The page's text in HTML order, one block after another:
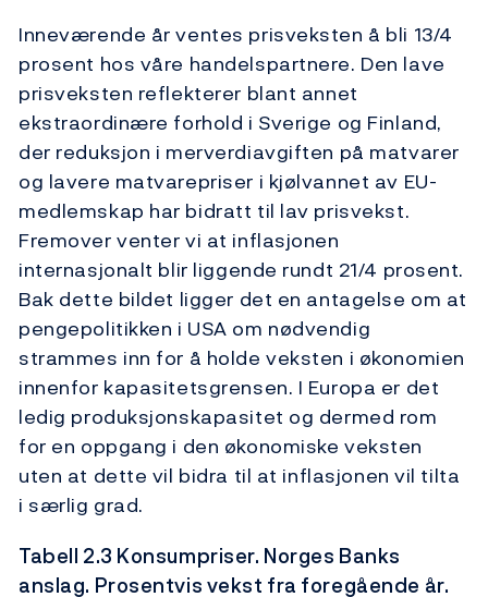
Inneværende år ventes prisveksten å bli 13/4
prosent hos våre handelspartnere. Den lave
prisveksten reflekterer blant annet
ekstraordinære forhold i Sverige og Finland,
der reduksjon i merverdiavgiften på matvarer
og lavere matvarepriser i kjølvannet av EU-
medlemskap har bidratt til lav prisvekst.
Fremover venter vi at inflasjonen
internasjonalt blir liggende rundt 21/4 prosent.
Bak dette bildet ligger det en antagelse om at
pengepolitikken i USA om nødvendig
strammes inn for å holde veksten i økonomien
innenfor kapasitetsgrensen. I Europa er det
ledig produksjonskapasitet og dermed rom
for en oppgang i den økonomiske veksten
uten at dette vil bidra til at inflasjonen vil tilta
i særlig grad.
Tabell 2.3 Konsumpriser. Norges Banks
anslag. Prosentvis vekst fra foregående år.